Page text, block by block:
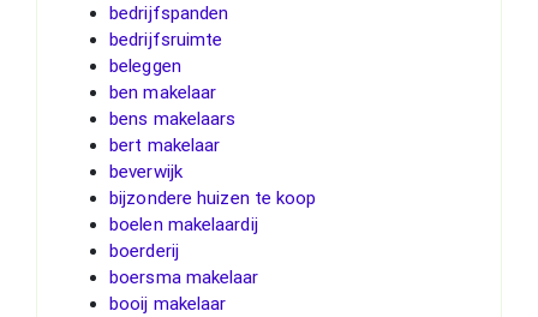
bedrijfspanden
bedrijfsruimte
beleggen
ben makelaar
bens makelaars
bert makelaar
beverwijk
bijzondere huizen te koop
boelen makelaardij
boerderij
boersma makelaar
booij makelaar